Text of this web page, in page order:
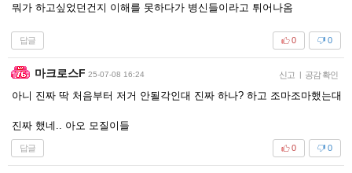
뭐가 하고싶었던건지 이해를 못하다가 병신들이라고 튀어나옴
답글 0
0
마크로스F 25-07-08 16:24 신고 | 공감 확인
아니 진짜 딱 처음부터 저거 안될각인대 진짜 하나? 하고 조마조마했는대
진짜 했네.. 아오 모질이들
답글 0
0